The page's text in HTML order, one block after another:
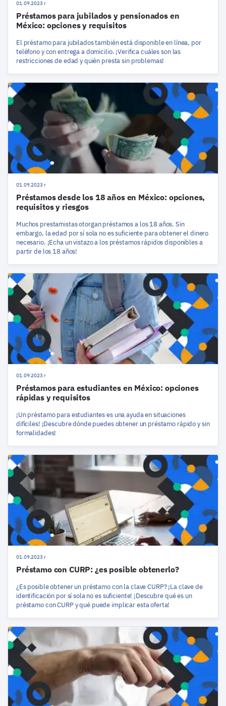
01.09.2023 r
Préstamos para jubilados y pensionados en
México: opciones y requisitos
El préstamo para jubilados también está disponible en línea, por
teléfono y con entrega a domicilio. ¡Verifica cuáles son las
restricciones de edad y quién presta sin problemas!
01.09.2023 r
Préstamos desde los 18 años en México: opciones,
requisitos y riesgos
Muchos prestamistas otorgan préstamos a los 18 años. Sin
embargo, la edad por sí sola no es suficiente para obtener el dinero
necesario. ¡Echa un vistazo a los préstamos rápidos disponibles a
partir de los 18 años!
01.09.2023 r
Préstamos para estudiantes en México: opciones
rápidas y requisitos
¡Un préstamo para estudiantes es una ayuda en situaciones
difíciles! ¡Descubre dónde puedes obtener un préstamo rápido y sin
formalidades!
01.09.2023 r
Préstamo con CURP: ¿es posible obtenerlo?
¿Es posible obtener un préstamo con la clave CURP? ¡La clave de
identificación por sí sola no es suficiente! ¡Descubre qué es un
préstamo con CURP y qué puede implicar esta oferta!